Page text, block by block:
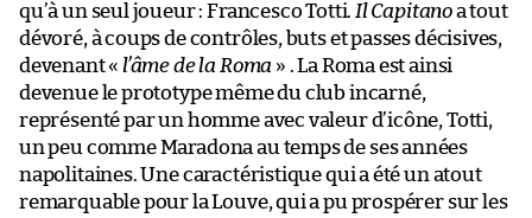
qu’à un seul joueur : Francesco Totti. Il Capitanoa tout
dévoré, à coups de contrôles, buts et passes décisives,
devenant « l’âme de la Roma » . La Roma est ainsi
devenue le prototype même du club incarné,
représenté par un homme avec valeur d’icône, Totti,
un peu comme Maradona au temps de ses années
napolitaines. Une caractéristique qui a été un atout
remarquable pour la Louve, qui a pu prospérer sur les